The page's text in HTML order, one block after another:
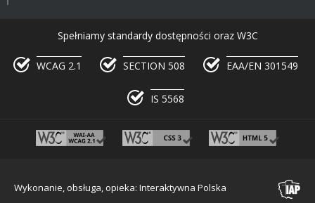
Spełniamy standardy dostępności oraz W3C
WCAG 2.1 SECTION 508 EAA/EN 301549
IS 5568
Wykonanie, obsługa, opieka: Interaktywna Polska